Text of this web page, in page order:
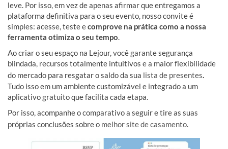
leve. Por isso, em vez de apenas afirmar que entregamos a
plataforma definitiva para o seu evento, nosso convite é
simples: acesse, teste ecomprove na prática como a nossa
ferramenta otimiza o seu tempo.
Ao criar o seu espaço na Lejour, você garante segurança
blindada, recursos totalmente intuitivos e a maior flexibilidade
do mercado para resgatar o saldo da sua lista de presentes.
Tudo isso em um ambiente customizável e integrado a um
aplicativo gratuito que facilita cada etapa.
Por isso, acompanhe o comparativo a seguir e tire as suas
próprias conclusões sobre o melhor site de casamento.